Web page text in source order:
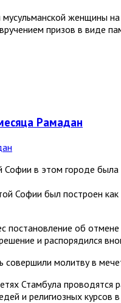
женщины
призов в виде
Рамадан
Софии в этом городе
Софии был построен
об
и распорядился
молитву в
Стамбула проводятся
и религиозных курсов